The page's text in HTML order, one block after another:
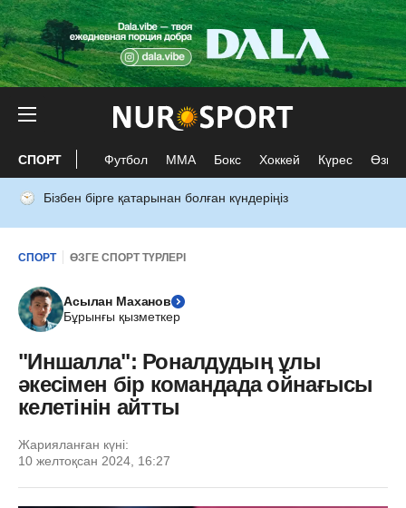
СПОРТ Футбол ММА Бокс Хоккей Күрес Өзге
Бізбен бірге қатарынан болған күндеріңіз
СПОРТ ӨЗГЕ СПОРТ ТҮРЛЕРІ
Асылан Маханов
Бұрынғы қызметкер
"Иншалла": Роналдудың ұлы
әкесімен бір командада ойнағысы
келетінін айтты
Жарияланған күні:
10 желтоқсан 2024, 16:27